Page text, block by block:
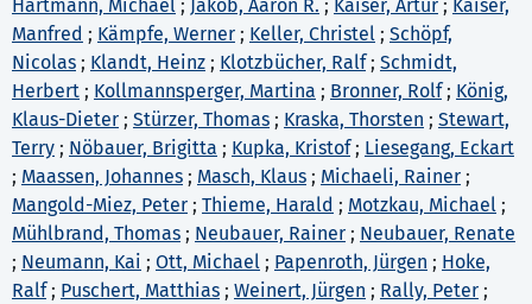
Hartmann, Michael ; Jakob, Aaron R. ; Kaiser, Artur ; Kaiser,
Manfred ; Kämpfe, Werner ; Keller, Christel ; Schöpf,
Nicolas ; Klandt, Heinz ; Klotzbücher, Ralf; Schmidt,
Herbert ; Kollmannsperger, Martina ; Bronner, Rolf; König,
Klaus-Dieter ; Stürzer, Thomas ; Kraska, Thorsten ; Stewart,
Terry ; Nöbauer, Brigitta ; Kupka, Kristof; Liesegang, Eckart
; Maassen, Johannes ; Masch, Klaus ; Michaeli, Rainer ;
Mangold-Miez, Peter ; Thieme, Harald ; Motzkau, Michael ;
Mühlbrand, Thomas ; Neubauer, Rainer ; Neubauer, Renate
; Neumann, Kai ; Ott, Michael ; Papenroth, Jürgen ; Hoke,
Ralf; Puschert, Matthias ; Weinert, Jürgen ; Rally, Peter ;